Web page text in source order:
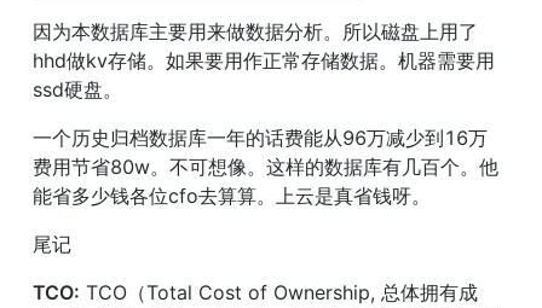
因为本数据库主要用来做数据分析。所以磁盘上用了
hhd做kv存储。如果要用作正常存储数据。机器需要用
ssd硬盘。
一个历史归档数据库一年的话费能从96万减少到16万
费用节省80w。不可想像。这样的数据库有几百个。他
能省多少钱各位cfo去算算。上云是真省钱呀。
尾记
TCO: TCO（Total Cost of Ownership, 总体拥有成